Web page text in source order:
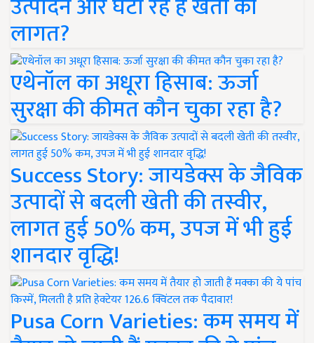
लागत?
एथेनॉल का अधूरा हिसाब: ऊर्जा
सुरक्षा की कीमत कौन चुका रहा है?
Success Story: जायडेक्स के जैविक
उत्पादों से बदली खेती की तस्वीर,
लागत हुई 50% कम, उपज में भी हुई
शानदार वृद्धि!
Pusa Corn Varieties: कम समय में